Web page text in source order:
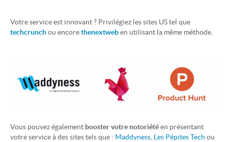
Votre service est innovant ? Privilégiez les sites US tel que
techcrunchou encorethenextweben utilisant la même méthode.
Vous pouvez également booster votre notoriétéen présentant
votre service à des sites tels que : Maddyness, Les Pépites Tech ou